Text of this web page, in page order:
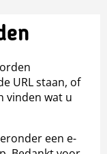
URL staan, of
vinden wat u
een e-